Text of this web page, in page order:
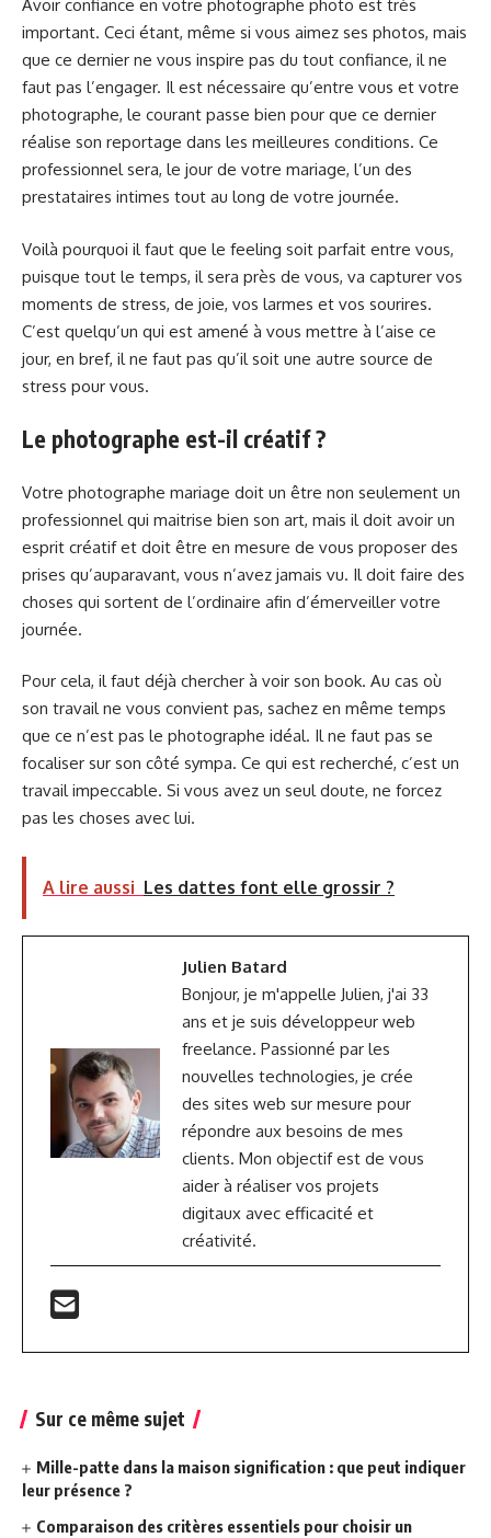
Avoir confiance en votre photographe photo est très
important. Ceci étant, même si vous aimez ses photos, mais
que ce dernier ne vous inspire pas du tout confiance, il ne
faut pas l’engager. Il est nécessaire qu’entre vous et votre
photographe, le courant passe bien pour que ce dernier
réalise son reportage dans les meilleures conditions. Ce
professionnel sera, le jour de votre mariage, l’un des
prestataires intimes tout au long de votre journée.
Voilà pourquoi il faut que le feeling soit parfait entre vous,
puisque tout le temps, il sera près de vous, va capturer vos
moments de stress, de joie, vos larmes et vos sourires.
C’est quelqu’un qui est amené à vous mettre à l’aise ce
jour, en bref, il ne faut pas qu’il soit une autre source de
stress pour vous.
Le photographe est-il créatif ?
Votre photographe mariage doit un être non seulement un
professionnel qui maitrise bien son art, mais il doit avoir un
esprit créatif et doit être en mesure de vous proposer des
prises qu’auparavant, vous n’avez jamais vu. Il doit faire des
choses qui sortent de l’ordinaire afin d’émerveiller votre
journée.
Pour cela, il faut déjà chercher à voir son book. Au cas où
son travail ne vous convient pas, sachez en même temps
que ce n’est pas le photographe idéal. Il ne faut pas se
focaliser sur son côté sympa. Ce qui est recherché, c’est un
travail impeccable. Si vous avez un seul doute, ne forcez
pas les choses avec lui.
A lire aussi Les dattes font elle grossir ?
Julien Batard
Bonjour, je m'appelle Julien, j'ai 33
ans et je suis développeur web
freelance. Passionné par les
nouvelles technologies, je crée
des sites web sur mesure pour
répondre aux besoins de mes
clients. Mon objectif est de vous
aider à réaliser vos projets
digitaux avec efficacité et
créativité.
Sur ce même sujet
Mille-patte dans la maison signification : que peut indiquer
leur présence ?
Comparaison des critères essentiels pour choisir un